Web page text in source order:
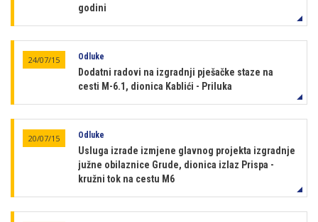
godini
24/07/15 Odluke
Dodatni radovi na izgradnji pješačke staze na
cesti M-6.1, dionica Kablići - Priluka
20/07/15 Odluke
Usluga izrade izmjene glavnog projekta izgradnje
južne obilaznice Grude, dionica izlaz Prispa -
kružni tok na cestu M6